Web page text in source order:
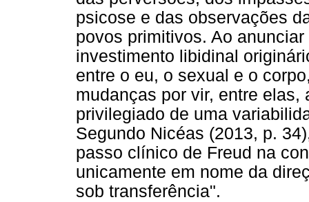
psicose e das observações
povos primitivos. Ao
investimento libidinal
entre o eu, o sexual e o
mudanças por vir, entre elas,
privilegiado de uma
Segundo Nicéas (2013, p.
passo clínico de Freud na
unicamente em nome da
sob transferência".